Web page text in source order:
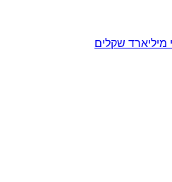
מיליארד שקלים